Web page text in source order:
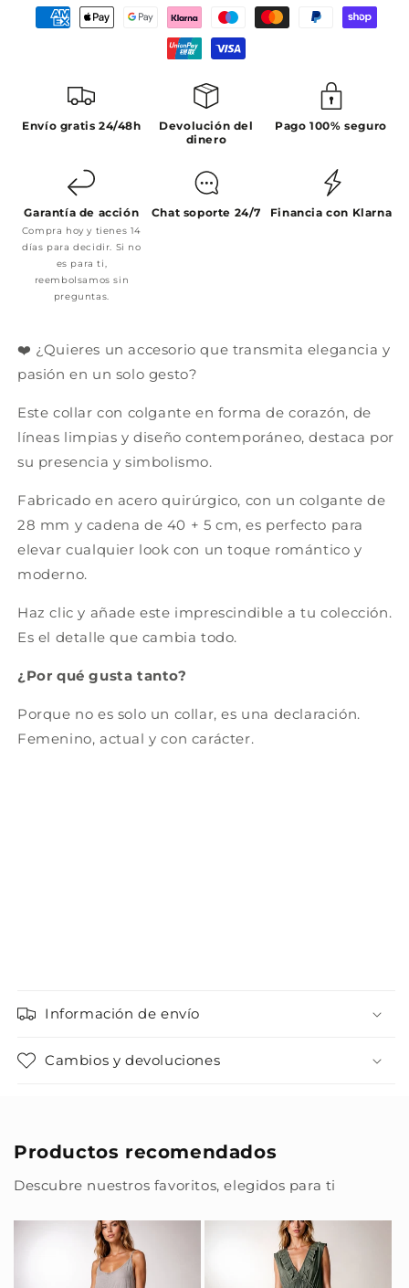
Envío gratis 24/48h
Devolución del
dinero
Pago 100% seguro
Garantía de acción
Compra hoy y tienes 14
días para decidir. Si no
es para ti,
reembolsamos sin
preguntas.
Chat soporte 24/7 Financia con Klarna
❤️ ¿Quieres un accesorio que transmita elegancia y
pasión en un solo gesto?
Este collar con colgante en forma de corazón, de
líneas limpias y diseño contemporáneo, destaca por
su presencia y simbolismo.
Fabricado en acero quirúrgico, con un colgante de
28 mm y cadena de 40 + 5 cm, es perfecto para
elevar cualquier look con un toque romántico y
moderno.
Haz clic y añade este imprescindible a tu colección.
Es el detalle que cambia todo.
¿Por qué gusta tanto?
Porque no es solo un collar, es una declaración.
Femenino, actual y con carácter.
Información de envío
Cambios y devoluciones
Productos recomendados
Descubre nuestros favoritos, elegidos para ti